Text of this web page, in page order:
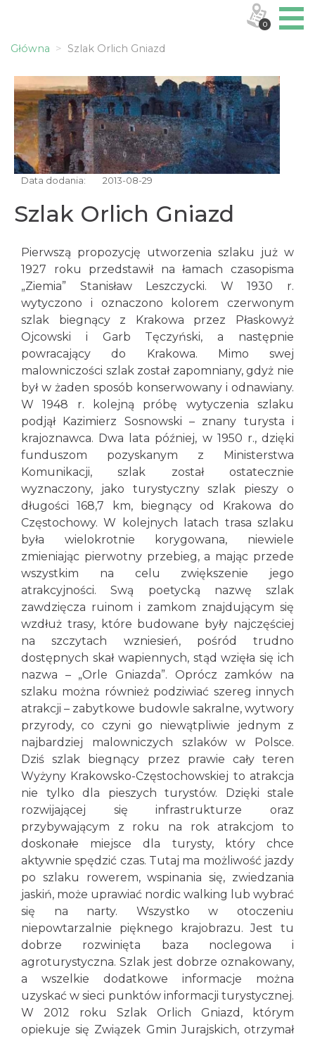
Główna Szlak Orlich Gniazd
Data dodania: 2013-08-29
Szlak Orlich Gniazd
Pierwszą propozycję utworzenia szlaku już w
1927 roku przedstawił na łamach czasopisma
„Ziemia” Stanisław Leszczycki. W 1930 r.
wytyczono i oznaczono kolorem czerwonym
szlak biegnący z Krakowa przez Płaskowyż
Ojcowski i Garb Tęczyński, a następnie
powracający do Krakowa. Mimo swej
malowniczości szlak został zapomniany, gdyż nie
był w żaden sposób konserwowany i odnawiany.
W 1948 r. kolejną próbę wytyczenia szlaku
podjął Kazimierz Sosnowski – znany turysta i
krajoznawca. Dwa lata później, w 1950 r., dzięki
funduszom pozyskanym z Ministerstwa
Komunikacji, szlak został ostatecznie
wyznaczony, jako turystyczny szlak pieszy o
długości 168,7 km, biegnący od Krakowa do
Częstochowy. W kolejnych latach trasa szlaku
była wielokrotnie korygowana, niewiele
zmieniając pierwotny przebieg, a mając przede
wszystkim na celu zwiększenie jego
atrakcyjności. Swą poetycką nazwę szlak
zawdzięcza ruinom i zamkom znajdującym się
wzdłuż trasy, które budowane były najczęściej
na szczytach wzniesień, pośród trudno
dostępnych skał wapiennych, stąd wzięła się ich
nazwa – „Orle Gniazda”. Oprócz zamków na
szlaku można również podziwiać szereg innych
atrakcji – zabytkowe budowle sakralne, wytwory
przyrody, co czyni go niewątpliwie jednym z
najbardziej malowniczych szlaków w Polsce.
Dziś szlak biegnący przez prawie cały teren
Wyżyny Krakowsko-Częstochowskiej to atrakcja
nie tylko dla pieszych turystów. Dzięki stale
rozwijającej się infrastrukturze oraz
przybywającym z roku na rok atrakcjom to
doskonałe miejsce dla turysty, który chce
aktywnie spędzić czas. Tutaj ma możliwość jazdy
po szlaku rowerem, wspinania się, zwiedzania
jaskiń, może uprawiać nordic walking lub wybrać
się na narty. Wszystko w otoczeniu
niepowtarzalnie pięknego krajobrazu. Jest tu
dobrze rozwinięta baza noclegowa i
agroturystyczna. Szlak jest dobrze oznakowany,
a wszelkie dodatkowe informacje można
uzyskać w sieci punktów informacji turystycznej.
W 2012 roku Szlak Orlich Gniazd, którym
opiekuje się Związek Gmin Jurajskich, otrzymał
0